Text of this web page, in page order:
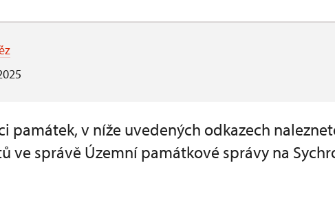
památek, v níže uvedených odkazech
ve správě Územní památkové správy na